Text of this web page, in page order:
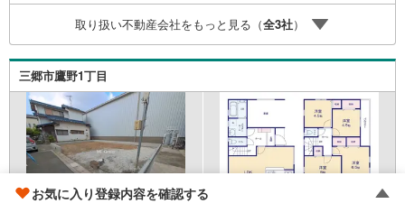
してご相談いただけます。【本社ならではの総合サポー
ト・検討段階から具体化までスムーズ】まだ迷っている段
階でも問題ありません。物件のご紹介だけでなく、資金計
画、間取りの考え方、建築の注意点、将来的な売却や住み
替えの可能性まで、一つひとつ整理しながらご案内しま
取り扱い不動産会社をもっと見る（全3社）
三郷市鷹野1丁目
お気に入り登録内容を確認する